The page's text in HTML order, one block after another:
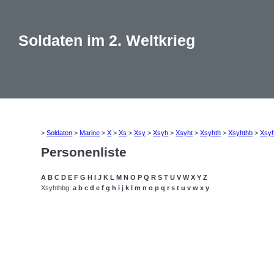
Soldaten im 2. Weltkrieg
>Soldaten >Marine >X >Xs >Xsy >Xsyh >Xsyht >Xsyhth >Xsyhthb >
Personenliste
A B C D E F G H I J K L M N O P Q R S T U V W X Y Z
Xsyhthbg:a b c d e f g h i j k l m n o p q r s t u v w x y